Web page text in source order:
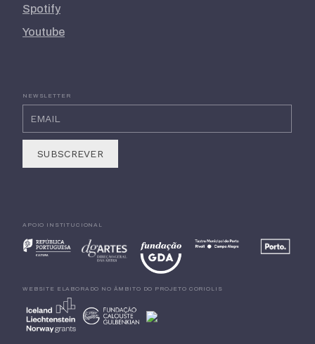
Spotify
Youtube
NEWSLETTER
APOIO INSTITUCIONAL
WEBSITE ELABORADO NO ÂMBITO DO PROJETO CORIOLIS